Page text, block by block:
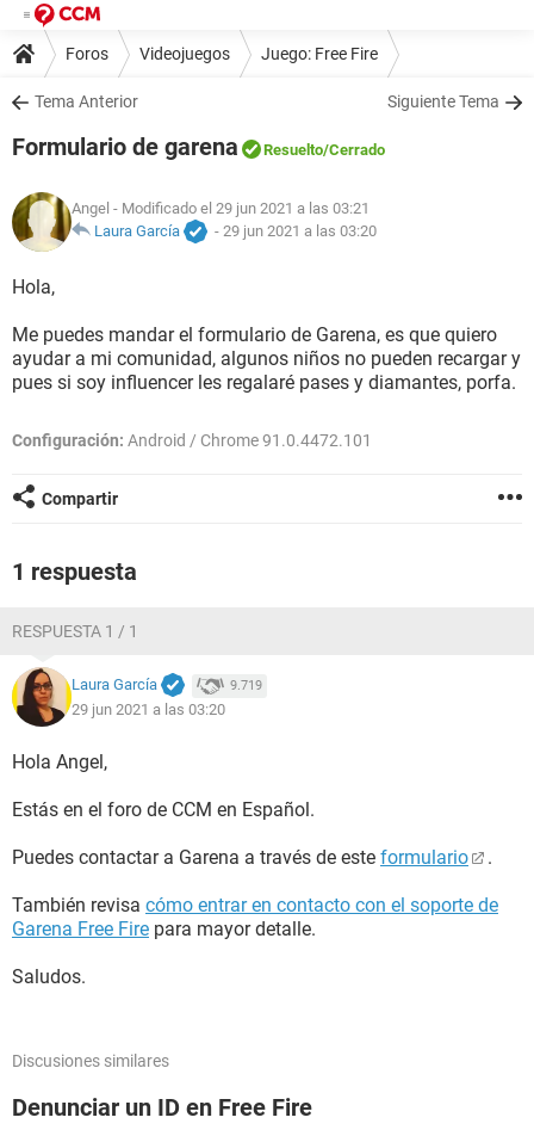
Foros Videojuegos Juego: Free Fire
Tema Anterior Siguiente Tema
Formulario de garena Resuelto/Cerrado
Angel - Modificado el 29 jun 2021 a las 03:21
Laura García
- 29 jun 2021 a las 03:20
Hola,
Me puedes mandar el formulario de Garena, es que quiero
ayudar a mi comunidad, algunos niños no pueden recargar y
pues si soy influencer les regalaré pases y diamantes, porfa.
Configuración: Android / Chrome 91.0.4472.101
Compartir
1 respuesta
RESPUESTA 1 / 1
Laura García 9.719
29 jun 2021 a las 03:20
Hola Angel,
Estás en el foro de CCM en Español.
Puedes contactar a Garena a través de este formulario .
También revisa cómo entrar en contacto con el soporte de
Garena Free Fire para mayor detalle.
Saludos.
Discusiones similares
Denunciar un ID en Free Fire